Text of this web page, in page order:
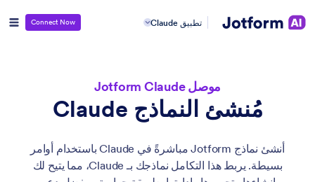
تطبيق Claude Connect Now
موصل Jotform Claude
مُنشئ النماذج Claude
أنشئ نماذج Jotform مباشرةً في Claude باستخدام أوامر
بسيطة. يربط هذا التكامل نماذجك بـ Claude، مما يتيح لك